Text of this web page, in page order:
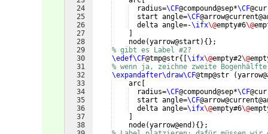
24
25
26
27
28
29
30
31
32
33
34
35
36
37
38
  radius=
\CF@compound@sep*\CF
  start angle=
\CF
  delta angle=-
\ifx\@empty#6\@
    node
(yarrow@start ) { } ;
% gibt es Label #2?
\edef\CF@tmp@str{[ \ifx\@empty#2\@
% wenn ja, zeichne zweite
\expandafter\draw\CF@tmp@str (
    arc
  radius=
\CF@compound@sep*\CF
  start angle=
\CF
  delta angle=
\ifx\@empty#6\@
    node
(yarrow@end ) { } ;